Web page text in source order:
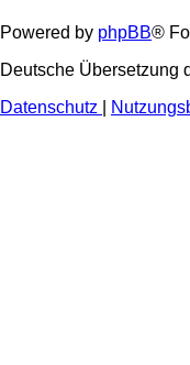
Powered by phpBB®
Deutsche Übersetzung
Datenschutz